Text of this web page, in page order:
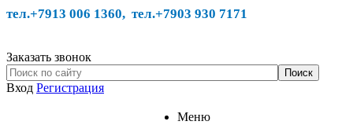
тел.+7913 006 1360, тел.+7903 930 7171
Заказать звонок
Вход Регистрация
Меню